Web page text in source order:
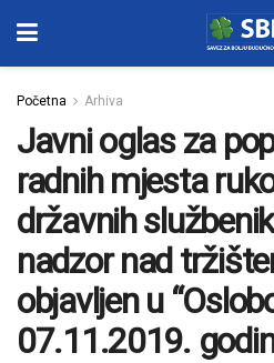
Početna Arhiva
Javni oglas za
radnih mjesta
državnih
nadzor nad
objavljen u
07.11.2019.